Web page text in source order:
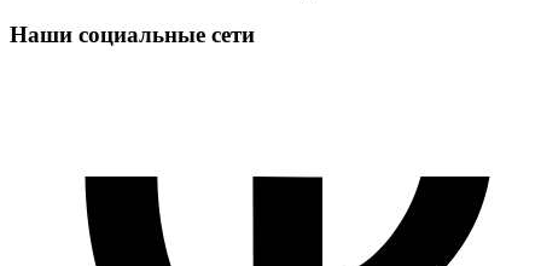
Наши социальные сети